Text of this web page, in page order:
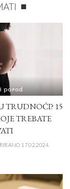
porod
TRUDNOĆI? 15
TREBATE
17.02.2024.